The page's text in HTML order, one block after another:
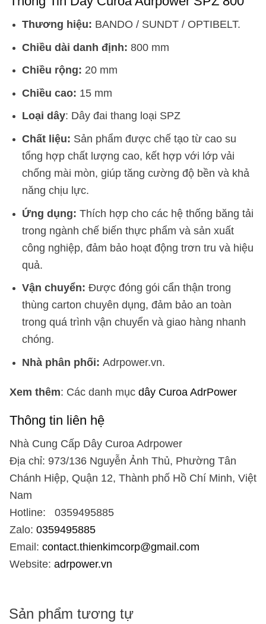
Thương hiệu: BANDO / SUNDT / OPTIBELT.
Chiều dài danh định: 800 mm
Chiều rộng: 20 mm
Chiều cao: 15 mm
Loại dây: Dây đai thang loại SPZ
Chất liệu: Sản phẩm được chế tạo từ cao su
tổng hợp chất lượng cao, kết hợp với lớp vải
chống mài mòn, giúp tăng cường độ bền và khả
năng chịu lực.
Ứng dụng: Thích hợp cho các hệ thống băng tải
trong ngành chế biến thực phẩm và sản xuất
công nghiệp, đảm bảo hoạt động trơn tru và hiệu
quả.
Vận chuyển: Được đóng gói cẩn thận trong
thùng carton chuyên dụng, đảm bảo an toàn
trong quá trình vận chuyển và giao hàng nhanh
chóng.
Nhà phân phối: Adrpower.vn.
Xem thêm: Các danh mục dây Curoa AdrPower
Thông tin liên hệ
Nhà Cung Cấp Dây Curoa Adrpower
Địa chỉ: 973/136 Nguyễn Ảnh Thủ, Phường Tân
Chánh Hiệp, Quận 12, Thành phố Hồ Chí Minh, Việt
Nam
Hotline: 0359495885
Zalo: 0359495885
Email: contact.thienkimcorp@gmail.com
Website: adrpower.vn
Sản phẩm tương tự